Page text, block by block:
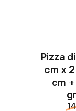
Pizza
cm x
cm